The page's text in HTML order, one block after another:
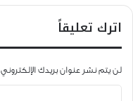
اترك تعليقاً
لن يتم نشر عنوان بريدك الإلكتروني.